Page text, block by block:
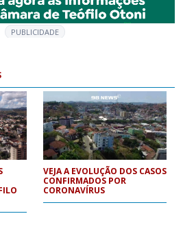
PUBLICIDADE
VEJA A EVOLUÇÃO DOS CASOS
CONFIRMADOS POR
CORONAVÍRUS